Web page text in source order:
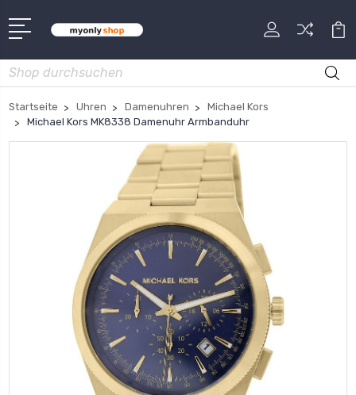
Suche
Startseite Uhren Damenuhren
Michael Kors
Michael Kors MK8338 Damenuhr Armbanduhr